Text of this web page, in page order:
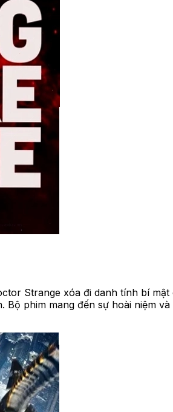
Strange xóa đi danh tính bí
phim mang đến sự hoài niệm